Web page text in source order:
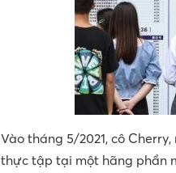
Vào tháng 5/2021, cô
thực tập tại một hãng phần